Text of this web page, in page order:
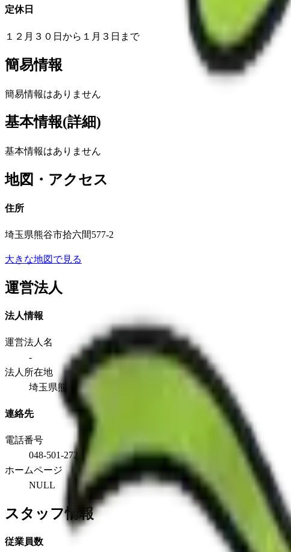
定休日
１２月３０日から１月３日まで
簡易情報
簡易情報はありません
基本情報(詳細)
基本情報はありません
地図・アクセス
住所
埼玉県熊谷市拾六間577-2
大きな地図で見る
運営法人
法人情報
運営法人名
-
法人所在地
埼玉県熊谷市拾六間577-2
連絡先
電話番号
048-501-2723
ホームページ
NULL
スタッフ情報
従業員数